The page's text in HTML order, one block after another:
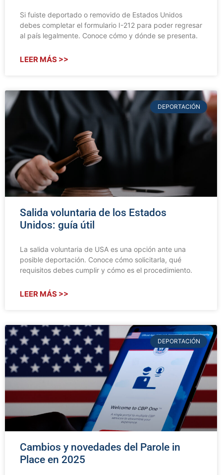
Si fuiste deportado o removido de Estados Unidos
debes completar el formulario I-212 para poder regresar
al país legalmente. Conoce cómo y dónde se presenta.
LEER MÁS >>
DEPORTACIÓN
Salida voluntaria de los Estados
Unidos: guía útil
La salida voluntaria de USA es una opción ante una
posible deportación. Conoce cómo solicitarla, qué
requisitos debes cumplir y cómo es el procedimiento.
LEER MÁS >>
DEPORTACIÓN
Cambios y novedades del Parole in
Place en 2025